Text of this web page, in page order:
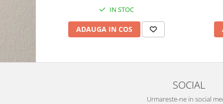
IN STOC
ADAUGA IN COS
SOCIAL
Urmareste-ne in social